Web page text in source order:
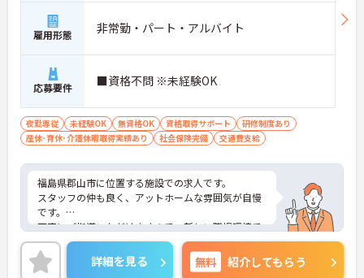
雇用形態 非常勤・パート・アルバイト
応募要件 ■資格不問 ※未経験OK
夜勤専従 未経験OK 無資格OK 資格取得サポート
研修制度あり
産休･育休･介護休暇取得実績あり
社会保険完備 交通費支給
福島県郡山市に位置する施設での求人です。
スタッフの仲も良く、アットホームな雰囲気が自慢
です。
丁寧にご指導いただけますので、新しい職場環境で
も安心してご就業していただけます。
ご興味ある方には、面接対策ポイントなど、詳細を
お話しいたしますのでお気軽にご相談ください。
詳細を見る 無料 紹介してもらう